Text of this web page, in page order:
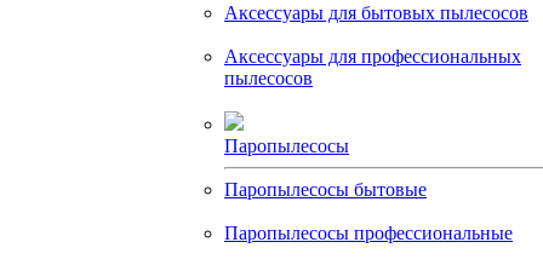
Аксессуары для бытовых пылесосов
Аксессуары для профессиональных
пылесосов
Паропылесосы
Паропылесосы бытовые
Паропылесосы профессиональные